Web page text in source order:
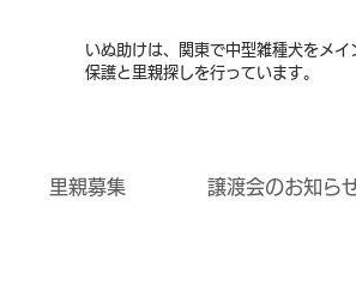
いぬ助けは、関東で中型雑種犬をメイ
保護と里親探しを行っています。
里親募集 譲渡会のお知ら